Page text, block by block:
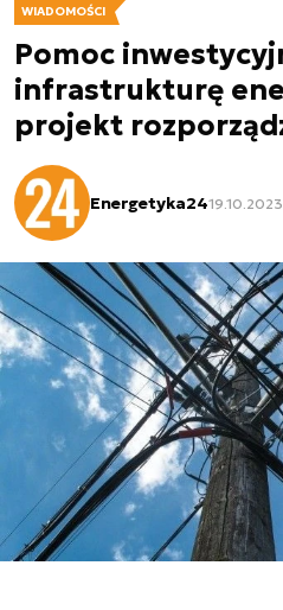
WIADOMOŚCI
Pomoc
infrastrukturę
projekt
Energetyka2419.10.2023